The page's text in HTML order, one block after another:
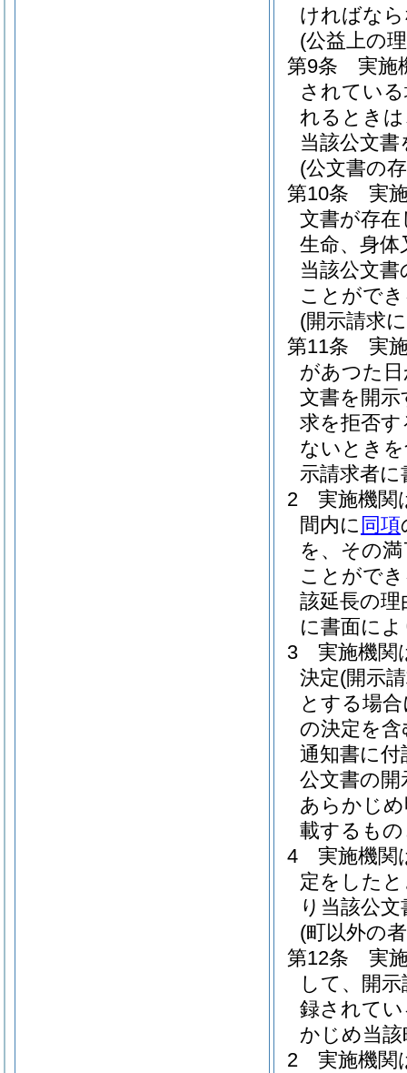
ければな
(公益上の
第9条
実施
されてい
れるとき
当該公文
(公文書の
第10条
実
文書が存
生命、身
当該公文
ことがで
(開示請求
第11条
実
があつた
文書を開
求を拒否
ないとき
示請求者
2
実施機関
間内に 同項
を、その
ことがで
該延長の
に書面に
3
実施機関
決定(開示
とする場
の決定を含
通知書に
公文書の
あらかじ
載するも
4
実施機関
定をした
り当該公
(町以外の
第12条
実
して、開
録されて
かじめ当
2
実施機関